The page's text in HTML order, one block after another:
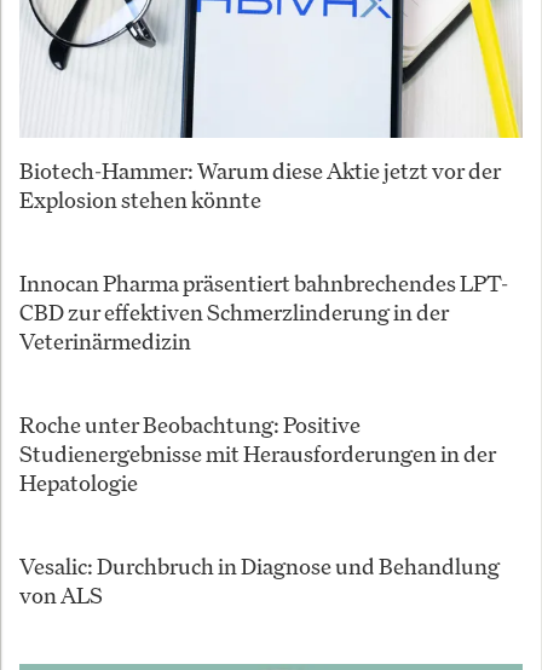
Biotech-Hammer: Warum diese Aktie jetzt vor der
Explosion stehen könnte
Innocan Pharma präsentiert bahnbrechendes LPT-
CBD zur effektiven Schmerzlinderung in der
Veterinärmedizin
Roche unter Beobachtung: Positive
Studienergebnisse mit Herausforderungen in der
Hepatologie
Vesalic: Durchbruch in Diagnose und Behandlung
von ALS